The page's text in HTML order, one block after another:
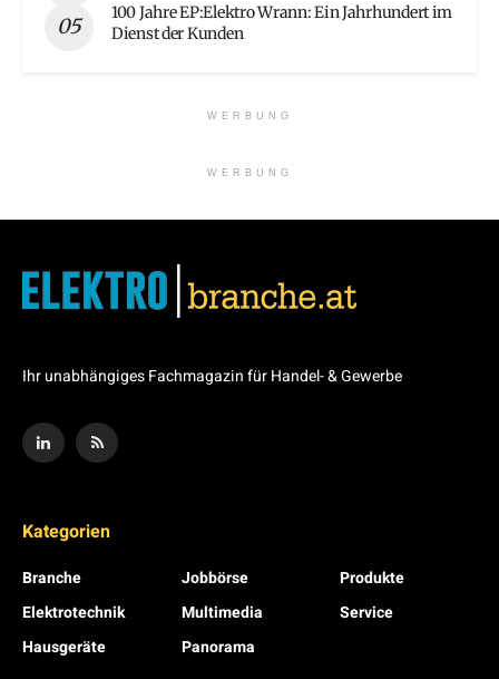
100 Jahre EP:Elektro Wrann: Ein Jahrhundert im
Dienst der Kunden
WERBUNG
WERBUNG
Ihr unabhängiges Fachmagazin für Handel- & Gewerbe
Kategorien
Branche
Elektrotechnik
Hausgeräte
Jobbörse
Multimedia
Panorama
Produkte
Service